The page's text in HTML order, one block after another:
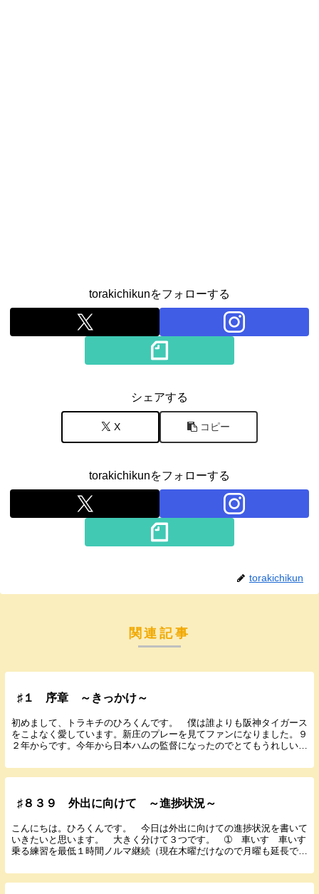
torakichikunをフォローする
シェアする
X コピー
torakichikunをフォローする
torakichikun
関連記事
♯１ 序章 ～きっかけ～
初めまして、トラキチのひろくんです。 僕は誰よりも阪神タイガース
をこよなく愛しています。新庄のプレーを見てファンになりました。９
２年からです。今年から日本ハムの監督になったのでとてもうれしいで
♯８３９ 外出に向けて ～進捗状況～
こんにちは。ひろくんです。 今日は外出に向けての進捗状況を書いて
いきたいと思います。 大きく分けて３つです。 ➀ 車いす 車いす
乗る練習を最低１時間ノルマ継続（現在木曜だけなので月曜も延長でき